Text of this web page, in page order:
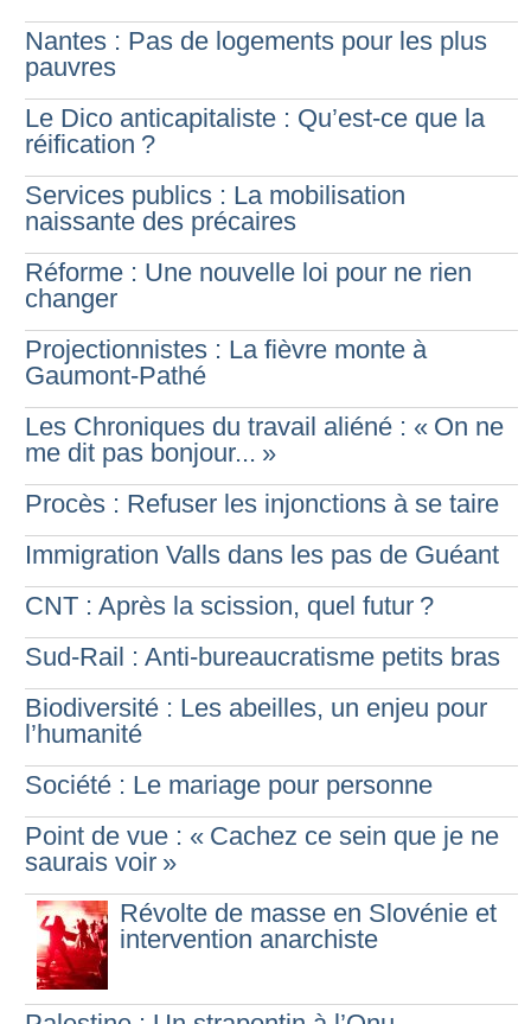
Nantes : Pas de logements pour les plus
pauvres
Le Dico anticapitaliste : Qu’est-ce que la
réification ?
Services publics : La mobilisation
naissante des précaires
Réforme : Une nouvelle loi pour ne rien
changer
Projectionnistes : La fièvre monte à
Gaumont-Pathé
Les Chroniques du travail aliéné : « On ne
me dit pas bonjour... »
Procès : Refuser les injonctions à se taire
Immigration Valls dans les pas de Guéant
CNT : Après la scission, quel futur ?
Sud-Rail : Anti-bureaucratisme petits bras
Biodiversité : Les abeilles, un enjeu pour
l’humanité
Société : Le mariage pour personne
Point de vue : « Cachez ce sein que je ne
saurais voir »
Révolte de masse en Slovénie et
intervention anarchiste